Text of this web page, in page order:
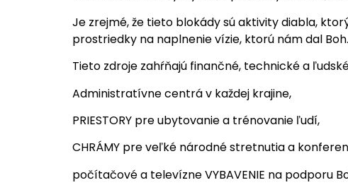
Je zrejmé, že tieto blokády sú aktivity diabla,
prostriedky na naplnenie vízie, ktorú nám dal Boh.
Tieto zdroje zahŕňajú finančné, technické a
Administratívne centrá v každej krajine,
PRIESTORY pre ubytovanie a trénovanie ľudí,
CHRÁMY pre veľké národné stretnutia a
počítačové a televízne VYBAVENIE na podporu